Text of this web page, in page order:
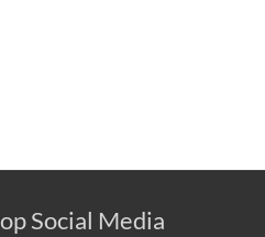
Social Media